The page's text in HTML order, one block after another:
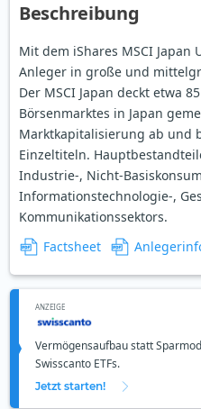
Beschreibung
Mit dem iShares MSCI Japan
Anleger in große und
Der MSCI Japan deckt etwa
Börsenmarktes in Japan
Marktkapitalisierung ab und
Einzeltiteln.
Industrie-, Nicht-
Informationstechnologie-,
Kommunikationssektors.
Factsheet
ANZEIGE
Vermögensaufbau statt
Swisscanto ETFs.
Jetzt starten!